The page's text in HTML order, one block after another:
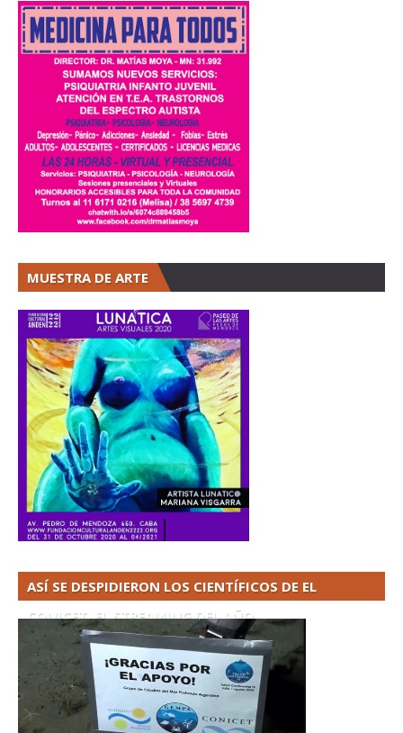
MUESTRA DE ARTE
ASÍ SE DESPIDIERON LOS CIENTÍFICOS DE EL
CONICET. EL STREAMING DEL AÑO